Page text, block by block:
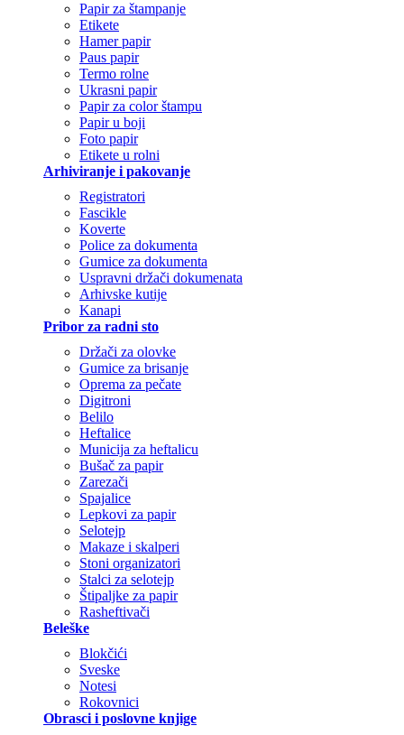
Papir za štampanje
Etikete
Hamer papir
Paus papir
Termo rolne
Ukrasni papir
Papir za color štampu
Papir u boji
Foto papir
Etikete u rolni
Arhiviranje i pakovanje
Registratori
Fascikle
Koverte
Police za dokumenta
Gumice za dokumenta
Uspravni držači dokumenata
Arhivske kutije
Kanapi
Pribor za radni sto
Držači za olovke
Gumice za brisanje
Oprema za pečate
Digitroni
Belilo
Heftalice
Municija za heftalicu
Bušač za papir
Zarezači
Spajalice
Lepkovi za papir
Selotejp
Makaze i skalperi
Stoni organizatori
Stalci za selotejp
Štipaljke za papir
Rasheftivači
Beleške
Blokčići
Sveske
Notesi
Rokovnici
Obrasci i poslovne knjige